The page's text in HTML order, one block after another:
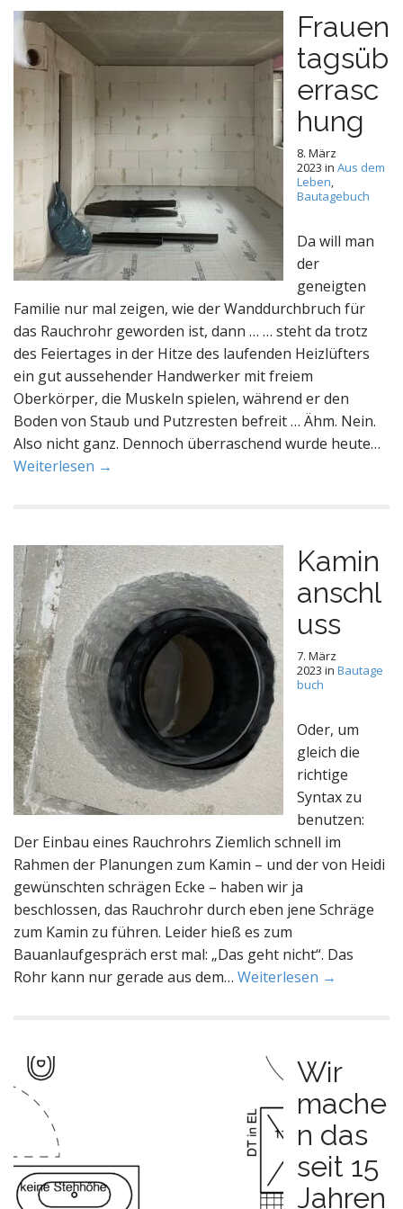
Frauen
tagsüb
errasc
hung
8. März
2023 in Aus dem
Leben,
Bautagebuch
Da will man
der
geneigten
Familie nur mal zeigen, wie der Wanddurchbruch für
das Rauchrohr geworden ist, dann … … steht da trotz
des Feiertages in der Hitze des laufenden Heizlüfters
ein gut aussehender Handwerker mit freiem
Oberkörper, die Muskeln spielen, während er den
Boden von Staub und Putzresten befreit … Ähm. Nein.
Also nicht ganz. Dennoch überraschend wurde heute…
Weiterlesen →
Kamin
anschl
uss
7. März
2023 in Bautage
buch
Oder, um
gleich die
richtige
Syntax zu
benutzen:
Der Einbau eines Rauchrohrs Ziemlich schnell im
Rahmen der Planungen zum Kamin – und der von Heidi
gewünschten schrägen Ecke – haben wir ja
beschlossen, das Rauchrohr durch eben jene Schräge
zum Kamin zu führen. Leider hieß es zum
Bauanlaufgespräch erst mal: „Das geht nicht“. Das
Rohr kann nur gerade aus dem… Weiterlesen →
Wir
mache
n das
seit 15
Jahren